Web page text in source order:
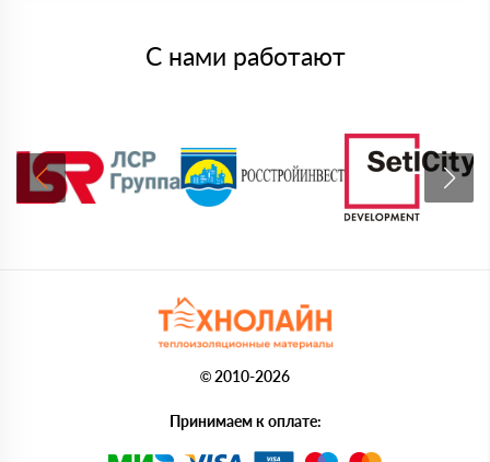
С нами работают
© 2010-2026
Принимаем к оплате: